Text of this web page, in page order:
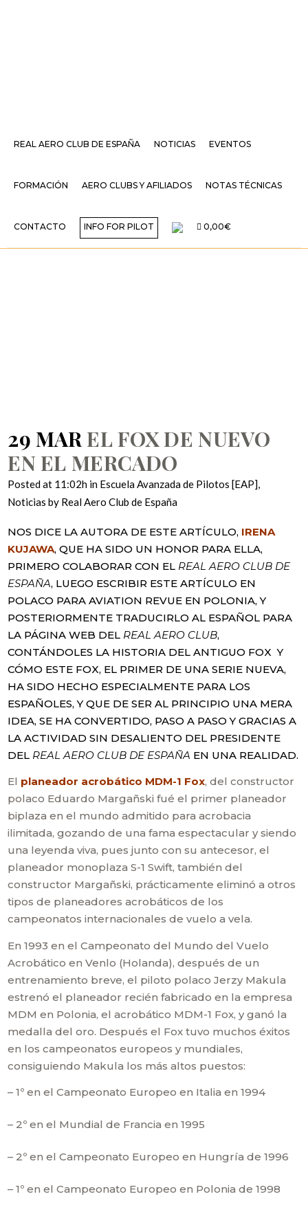
REAL AERO CLUB DE ESPAÑA NOTICIAS EVENTOS
FORMACIÓN AERO CLUBS Y AFILIADOS NOTAS TÉCNICAS
CONTACTO INFO FOR PILOT 0,00€
29 MAREL FOX DE NUEVO
EN EL MERCADO
Posted at 11:02h in Escuela Avanzada de Pilotos [EAP],
Noticias by Real Aero Club de España
NOS DICE LA AUTORA DE ESTE ARTÍCULO, IRENA
KUJAWA, QUE HA SIDO UN HONOR PARA ELLA,
PRIMERO COLABORAR CON EL REAL AERO CLUB DE
ESPAÑA, LUEGO ESCRIBIR ESTE ARTÍCULO EN
POLACO PARA AVIATION REVUE EN POLONIA, Y
POSTERIORMENTE TRADUCIRLO AL ESPAÑOL PARA
LA PÁGINA WEB DEL REAL AERO CLUB,
CONTÁNDOLES LA HISTORIA DEL ANTIGUO FOX Y
CÓMO ESTE FOX, EL PRIMER DE UNA SERIE NUEVA,
HA SIDO HECHO ESPECIALMENTE PARA LOS
ESPAÑOLES, Y QUE DE SER AL PRINCIPIO UNA MERA
IDEA, SE HA CONVERTIDO, PASO A PASO Y GRACIAS A
LA ACTIVIDAD SIN DESALIENTO DEL PRESIDENTE
DEL REAL AERO CLUB DE ESPAÑA EN UNA REALIDAD.
El planeador acrobático MDM-1 Fox, del constructor
polaco Eduardo Margañski fué el primer planeador
biplaza en el mundo admitido para acrobacia
ilimitada, gozando de una fama espectacular y siendo
una leyenda viva, pues junto con su antecesor, el
planeador monoplaza S-1 Swift, también del
constructor Margañski, prácticamente eliminó a otros
tipos de planeadores acrobáticos de los
campeonatos internacionales de vuelo a vela.
En 1993 en el Campeonato del Mundo del Vuelo
Acrobático en Venlo (Holanda), después de un
entrenamiento breve, el piloto polaco Jerzy Makula
estrenó el planeador recién fabricado en la empresa
MDM en Polonia, el acrobático MDM-1 Fox, y ganó la
medalla del oro. Después el Fox tuvo muchos éxitos
en los campeonatos europeos y mundiales,
consiguiendo Makula los más altos puestos:
– 1º en el Campeonato Europeo en Italia en 1994
– 2º en el Mundial de Francia en 1995
– 2º en el Campeonato Europeo en Hungría de 1996
– 1º en el Campeonato Europeo en Polonia de 1998